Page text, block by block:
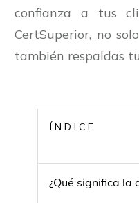
confianza a tus
CertSuperior, no
también respaldas
ÍNDICE
¿Qué significa